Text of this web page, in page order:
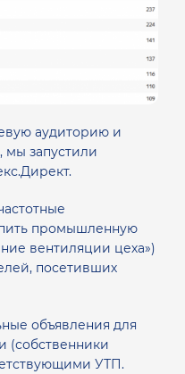
аудиторию и
мы запустили
промышленную
вентиляции цеха»)
посетивших
объявления для
(собственники
УТП.